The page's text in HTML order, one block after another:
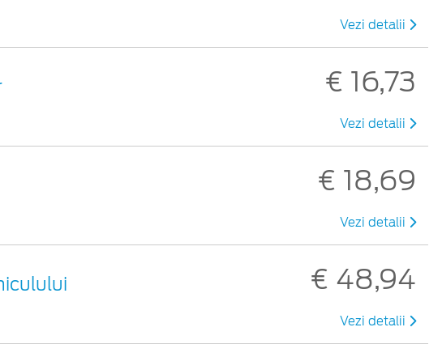
Vezi detalii
€ 16,73
Vezi detalii
€ 18,69
Vezi detalii
€ 48,94
Vezi detalii